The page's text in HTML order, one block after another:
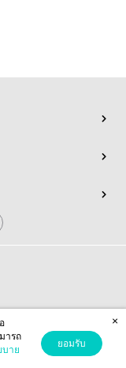
Limited
Terms of Serviceapply.
ารถ
บาย
ยอมรับ
×